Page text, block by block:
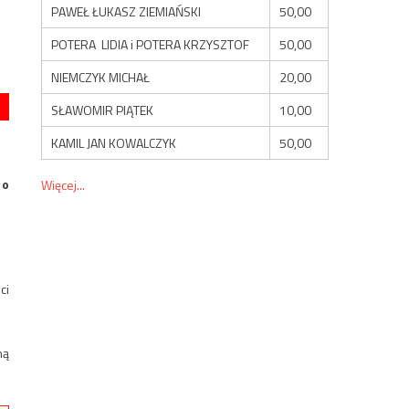
PAWEŁ ŁUKASZ ZIEMIAŃSKI
50,00
POTERA LIDIA i POTERA KRZYSZTOF
50,00
NIEMCZYK MICHAŁ
20,00
SŁAWOMIR PIĄTEK
10,00
KAMIL JAN KOWALCZYK
50,00
Więcej...